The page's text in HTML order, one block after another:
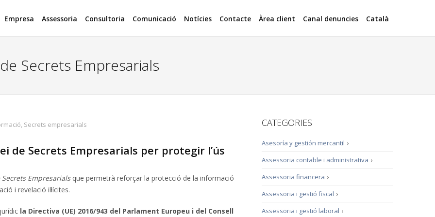
Empresa Assessoria Consultoria Comunicació Notícies Contacte Àrea client Canal denuncies Català
Secrets Empresarials
, Secrets empresarials
de Secrets Empresarials per protegir l’ús
Empresarialsque permetrà reforçar la protecció de la informació
i revelació il·lícites.
la Directiva (UE) 2016/943 del Parlament Europeu i del Consell
CATEGORIES
›
Asesoría y gestión mercantil
›
Assessoria contable i administrativa
›
Assessoria financera
›
Assessoria i gestió fiscal
›
Assessoria i gestió laboral